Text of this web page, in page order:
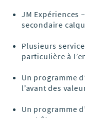
JM Expériences
secondaire
Plusieurs
particulière à
Un programme
l’avant des
Un programme